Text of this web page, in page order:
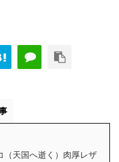
（天国へ逝く）肉厚レザ